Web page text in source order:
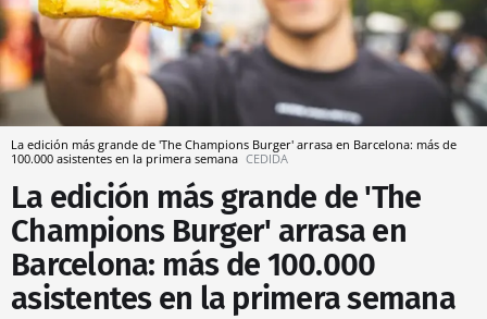
La edición más grande de 'The Champions Burger' arrasa en Barcelona: más de
100.000 asistentes en la primera semana CEDIDA
La edición más grande de 'The
Champions Burger' arrasa en
Barcelona: más de 100.000
asistentes en la primera semana